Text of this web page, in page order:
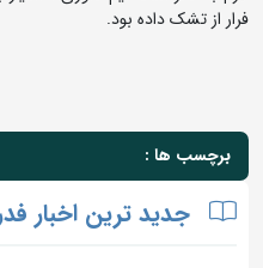
فرار از تشک داده بود.
برچسب ها :
جدید ترین اخبار